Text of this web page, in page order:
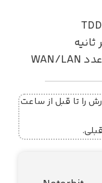
را تا قبل از ساعت